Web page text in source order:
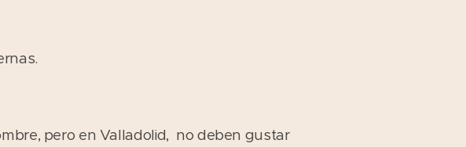
pero en Valladolid, no deben gustar